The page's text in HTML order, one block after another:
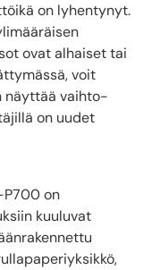
on lyhentynyt.
ovat alhaiset tai
voit
näyttää vaihto-
on uudet
P700 on
kuuluvat